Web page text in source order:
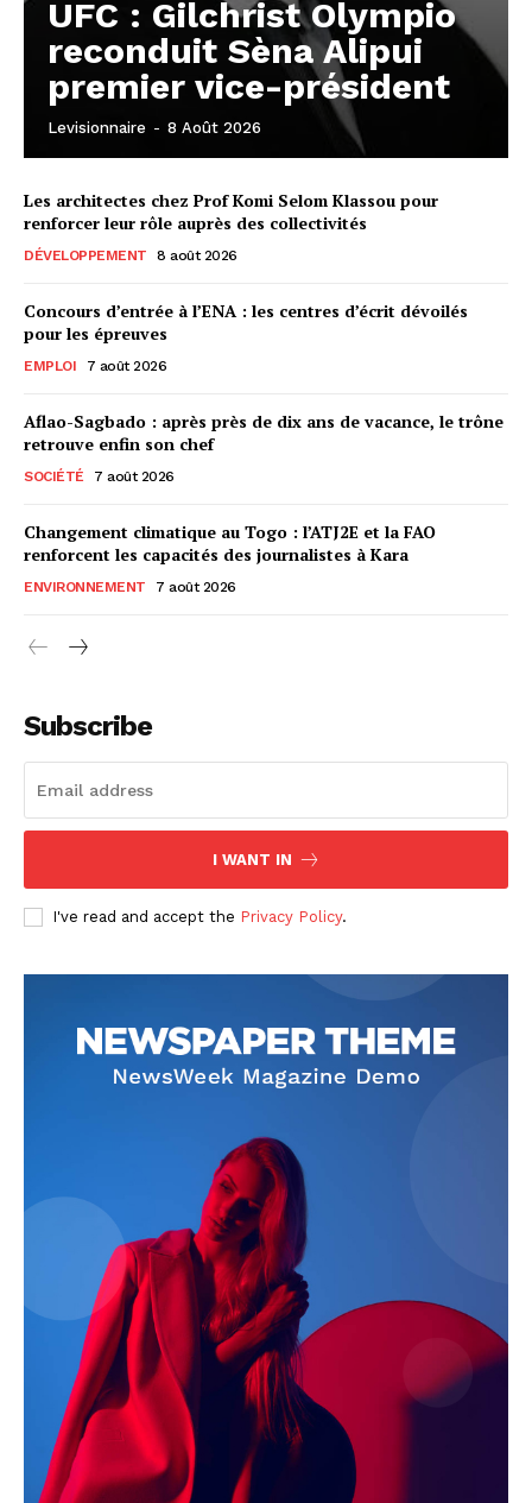
UFC : Gilchrist Olympio
reconduit Sèna Alipui
premier vice-président
Levisionnaire - 8 Août 2026
Les architectes chez Prof Komi Selom Klassou pour
renforcer leur rôle auprès des collectivités
DÉVELOPPEMENT 8 août 2026
Concours d’entrée à l’ENA : les centres d’écrit dévoilés
pour les épreuves
EMPLOI 7 août 2026
Aflao-Sagbado : après près de dix ans de vacance, le trône
retrouve enfin son chef
SOCIÉTÉ 7 août 2026
Changement climatique au Togo : l’ATJ2E et la FAO
renforcent les capacités des journalistes à Kara
ENVIRONNEMENT 7 août 2026
Subscribe
I WANT IN
I've read and accept the Privacy Policy.